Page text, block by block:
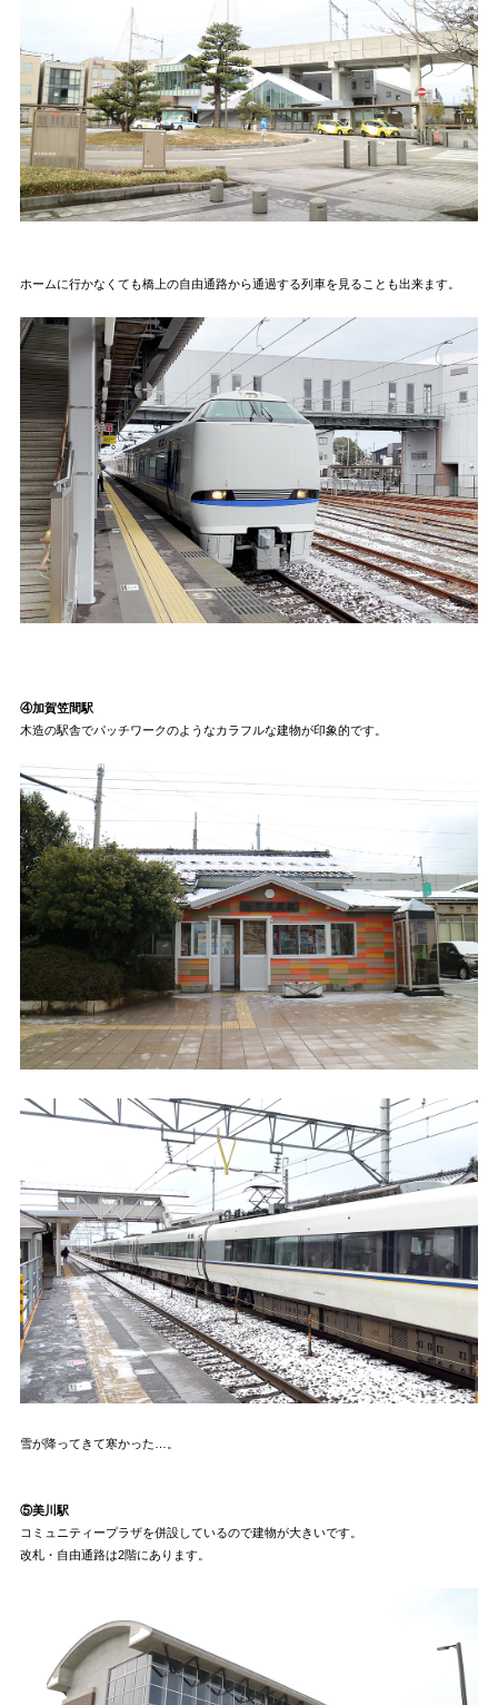
ホームに行かなくても橋上の自由通路から通過する列車を見ることも出来ます。
④加賀笠間駅
木造の駅舎でパッチワークのようなカラフルな建物が印象的です。
雪が降ってきて寒かった…。
⑤美川駅
コミュニティープラザを併設しているので建物が大きいです。
改札・自由通路は2階にあります。